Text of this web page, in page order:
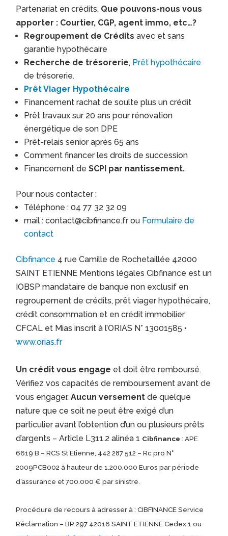
Partenariat en crédits, Que pouvons-nous vous
apporter : Courtier, CGP, agent immo, etc…?
Regroupement de Créditsavec et sans
garantie hypothécaire
Recherche de trésorerie, Prêt hypothécaire
de trésorerie.
Prêt Viager Hypothécaire
Financement rachat de soulte plus un crédit
Prêt travaux sur 20 ans pour rénovation
énergétique de son DPE
Prêt-relais senior après 65 ans
Comment financer les droits de succession
Financement deSCPI par nantissement.
Pour nous contacter :
Téléphone : 04 77 32 32 09
mail : contact@cibfinance.fr ou Formulaire de
contact
Cibfinance 4 rue Camille de Rochetaillée 42000
SAINT ETIENNE Mentions légales Cibfinance est un
IOBSP mandataire de banque non exclusif en
regroupement de crédits, prêt viager hypothécaire,
crédit consommation et en crédit immobilier
CFCAL et Mias inscrit à l’ORIAS N° 13001585 •
www.orias.fr
Un crédit vous engage et doit être remboursé.
Vérifiez vos capacités de remboursement avant de
vous engager.Aucun versement de quelque
nature que ce soit ne peut être exigé d’un
particulier avant l’obtention d’un ou plusieurs prêts
d’argents – Article L311.2 alinéa 1 Cibfinance: APE
6619 B – RCS St Etienne, 442 287 512 – Rc pro N°
2009PCB002 à hauteur de 1.200.000 Euros par période
d’assurance et 700.000 € par sinistre.
Procédure de recours à adresser à : CIBFINANCE Service
Réclamation – BP 297 42016 SAINT ETIENNE Cedex 1 ou